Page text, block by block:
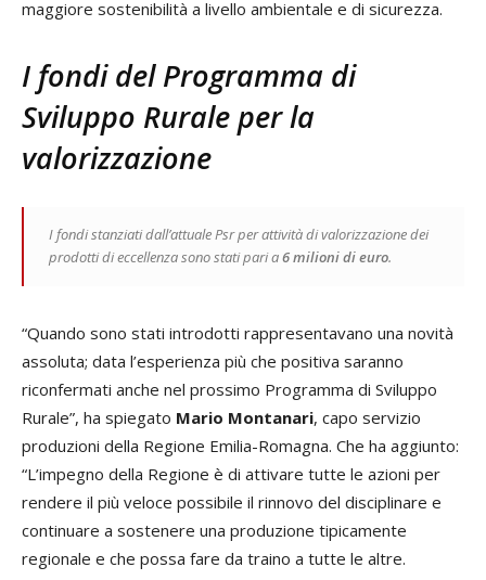
maggiore sostenibilità a livello ambientale e di sicurezza.
I fondi del Programma di
Sviluppo Rurale per la
valorizzazione
I fondi stanziati dall’attuale Psr per attività di valorizzazione dei
prodotti di eccellenza sono stati pari a6 milioni di euro.
“Quando sono stati introdotti rappresentavano una novità
assoluta; data l’esperienza più che positiva saranno
riconfermati anche nel prossimo Programma di Sviluppo
Rurale”, ha spiegato Mario Montanari, capo servizio
produzioni della Regione Emilia-Romagna. Che ha aggiunto:
“L’impegno della Regione è di attivare tutte le azioni per
rendere il più veloce possibile il rinnovo del disciplinare e
continuare a sostenere una produzione tipicamente
regionale e che possa fare da traino a tutte le altre.